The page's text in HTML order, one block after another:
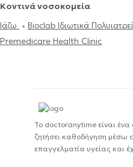
Κοντινά νοσοκομεία
Ιάζω
Bioclab Ιδιωτικά
Premedicare Health Clinic
Το doctoranytime είναι ένα
ζητήσει καθοδήγηση μέσω
επαγγελματία υγείας και